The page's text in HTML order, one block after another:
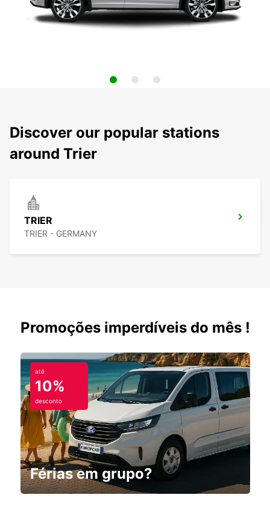
Discover our popular stations
around Trier
TRIER
TRIER - GERMANY
Promoções imperdíveis do mês !
até
10%
desconto
Férias em grupo?